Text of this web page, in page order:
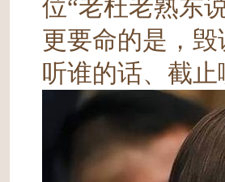
位“老杜老熟东
更要命的是，
听谁的话、截